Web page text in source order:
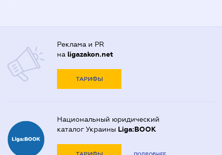
Реклама и PR
на ligazakon.net
ТАРИФЫ
Национальный юридический
каталог Украины Liga:BOOK